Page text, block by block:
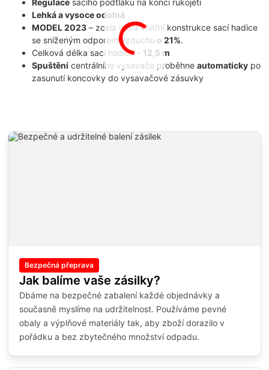
Lehká a vysoce odolná
MODEL 2023 – zcela nová vnitřní konstrukce sací hadice
se sníženým odporem vzduchu o 21%.
Celková délka sací hadice - 12,5 m
Spuštění centrálního vysavače proběhneautomaticky po
zasunutí koncovky do vysavačové zásuvky
Bezpečná přeprava
Jak balíme vaše zásilky?
Dbáme na bezpečné zabalení každé objednávky a
současně myslíme na udržitelnost. Používáme pevné
obaly a výplňové materiály tak, aby zboží dorazilo v
pořádku a bez zbytečného množství odpadu.